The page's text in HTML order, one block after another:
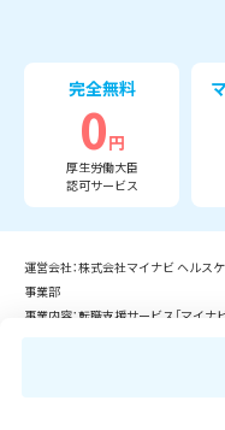
完全無料
0円
厚生労働大臣
認可サービス
運営会社：株式会社マイナビ ヘルス
事業部
事業内容：転職支援サービス「マイナ